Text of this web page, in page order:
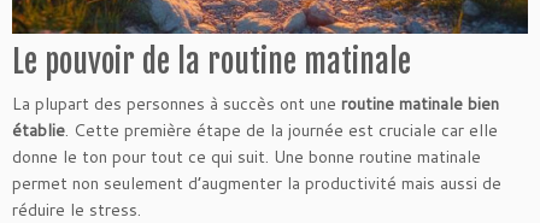
Le pouvoir de la routine matinale
La plupart des personnes à succès ont une routine matinale bien
établie. Cette première étape de la journée est cruciale car elle
donne le ton pour tout ce qui suit. Une bonne routine matinale
permet non seulement d’augmenter la productivité mais aussi de
réduire le stress.